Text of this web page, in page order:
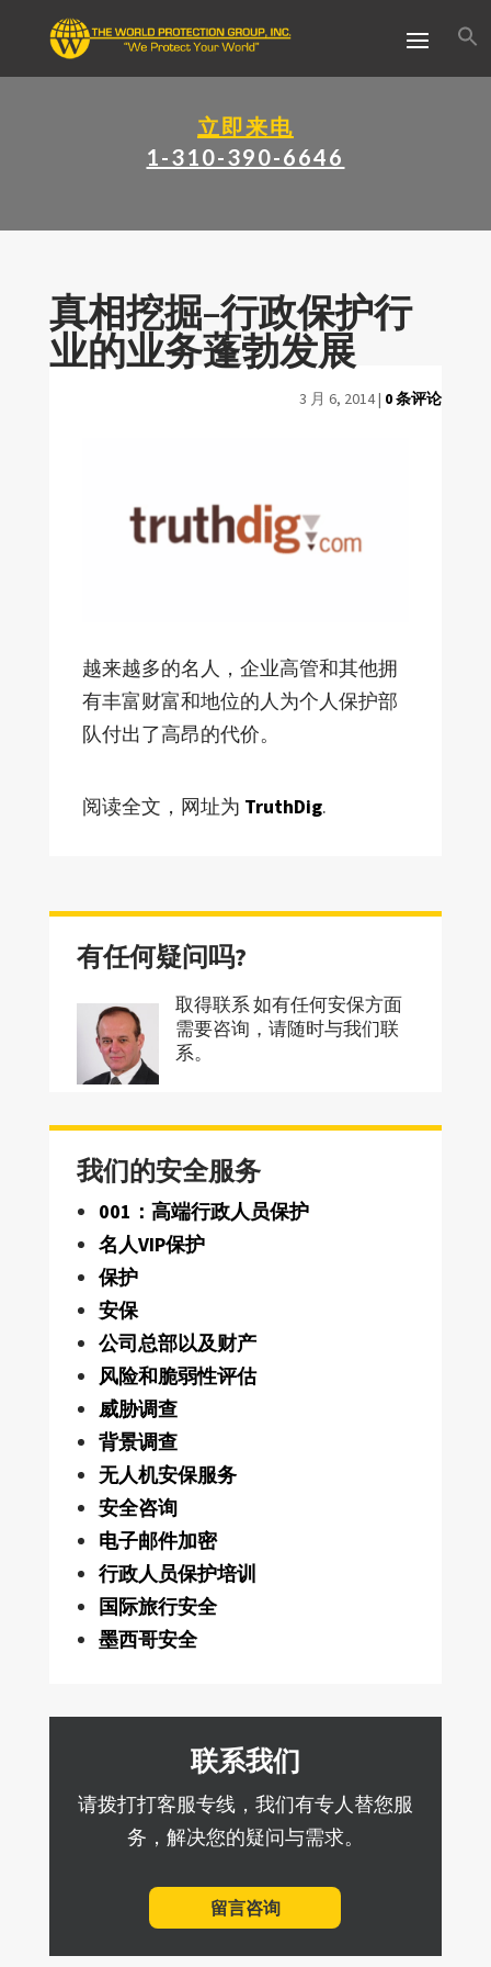
立即来电
1-310-390-6646
真相挖掘–行政保护行
业的业务蓬勃发展
3 月 6, 2014| 0 条评论
越来越多的名人，企业高管和其他拥
有丰富财富和地位的人为个人保护部
队付出了高昂的代价。
阅读全文，网址为 TruthDig.
有任何疑问吗?
取得联系 如有任何安保方面
需要咨询，请随时与我们联
系。
我们的安全服务
001：高端行政人员保护
名人VIP保护
保护
安保
公司总部以及财产
风险和脆弱性评估
威胁调查
背景调查
无人机安保服务
安全咨询
电子邮件加密
行政人员保护培训
国际旅行安全
墨西哥安全
联系我们
请拨打打客服专线，我们有专人替您服
务，解决您的疑问与需求。
留言咨询